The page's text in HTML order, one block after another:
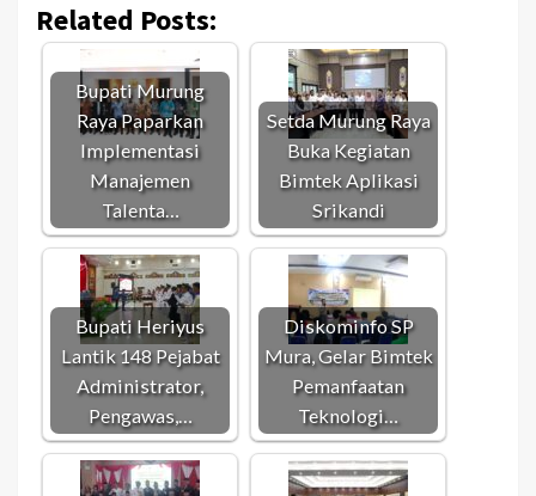
Related Posts:
Bupati Murung
Raya Paparkan
Implementasi
Manajemen
Talenta…
Setda Murung Raya
Buka Kegiatan
Bimtek Aplikasi
Srikandi
Bupati Heriyus
Lantik 148 Pejabat
Administrator,
Pengawas,…
Diskominfo SP
Mura, Gelar Bimtek
Pemanfaatan
Teknologi…